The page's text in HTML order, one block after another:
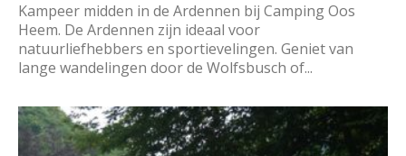
Kampeer midden in de Ardennen bij Camping Oos
Heem. De Ardennen zijn ideaal voor
natuurliefhebbers en sportievelingen. Geniet van
lange wandelingen door de Wolfsbusch of...